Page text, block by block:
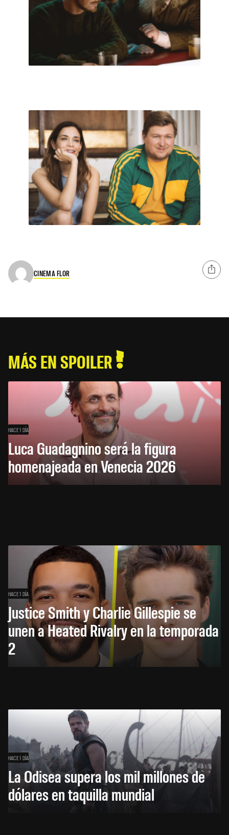
CINEMA FLOR
MÁS EN SPOILER
HACE 1 DÍA
Luca Guadagnino será la figura
homenajeada en Venecia 2026
HACE 1 DÍA
Justice Smith y Charlie Gillespie se
unen a Heated Rivalry en la temporada
2
HACE 1 DÍA
La Odisea supera los mil millones de
dólares en taquilla mundial